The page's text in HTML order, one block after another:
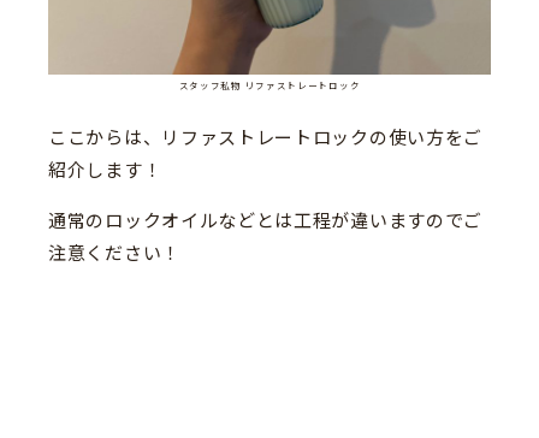
スタッフ私物 リファストレートロック
ここからは、リファストレートロックの使い方をご
紹介します！
通常のロックオイルなどとは工程が違いますのでご
注意ください！